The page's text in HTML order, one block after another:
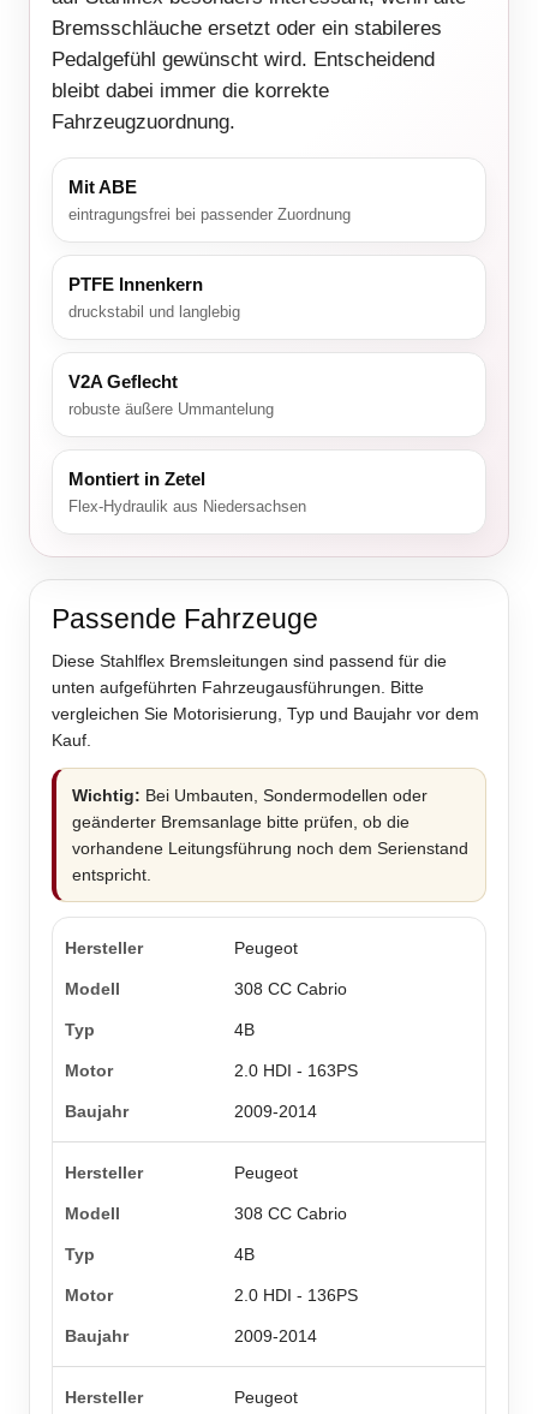
Bremsschläuche ersetzt oder ein stabileres
Pedalgefühl gewünscht wird. Entscheidend
bleibt dabei immer die korrekte
Fahrzeugzuordnung.
Mit ABE
eintragungsfrei bei passender Zuordnung
PTFE Innenkern
druckstabil und langlebig
V2A Geflecht
robuste äußere Ummantelung
Montiert in Zetel
Flex-Hydraulik aus Niedersachsen
Passende Fahrzeuge
Diese Stahlflex Bremsleitungen sind passend für die
unten aufgeführten Fahrzeugausführungen. Bitte
vergleichen Sie Motorisierung, Typ und Baujahr vor dem
Kauf.
Wichtig: Bei Umbauten, Sondermodellen oder
geänderter Bremsanlage bitte prüfen, ob die
vorhandene Leitungsführung noch dem Serienstand
entspricht.
Peugeot
308 CC Cabrio
4B
2.0 HDI - 163PS
2009-2014
Peugeot
308 CC Cabrio
4B
2.0 HDI - 136PS
2009-2014
Peugeot